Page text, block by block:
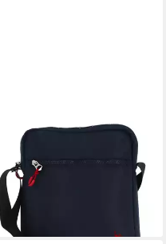
U.S. POLO ASSN.
Umhängetasche Bigfork
39,90 €
lieferbar - in 2-3 Werktagen bei dir